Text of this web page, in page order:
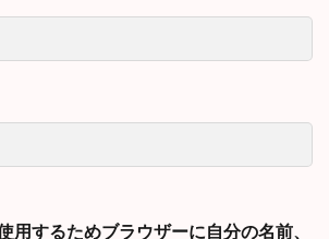
用するためブラウザーに自分の名前、